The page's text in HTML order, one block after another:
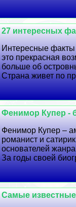
27 интересных
Интересные
это прекрасная
больше об
Страна живет по
Фенимор Купер -
Фенимор Купер –
романист и
основателей
За годы своей
Самые